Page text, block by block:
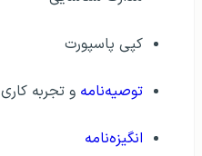
کپی پاسپورت
توصیه‌نامه و تجربه
انگیزه‌نامه